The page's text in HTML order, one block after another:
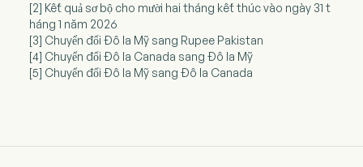
[2] Kết quả sơ bộ cho mười hai tháng kết thúc vào ngày 31 t
háng 1 năm 2026
[3] Chuyển đổi Đô la Mỹ sang Rupee Pakistan
[4] Chuyển đổi Đô la Canada sang Đô la Mỹ
[5] Chuyển đổi Đô la Mỹ sang Đô la Canada